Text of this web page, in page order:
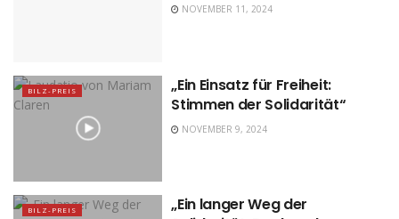
NOVEMBER 11, 2024
BILZ-PREIS
„Ein Einsatz für Freiheit:
Stimmen der Solidarität“
NOVEMBER 9, 2024
BILZ-PREIS
„Ein langer Weg der